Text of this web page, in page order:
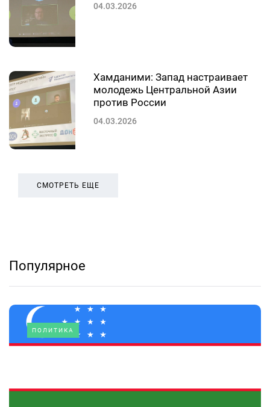
04.03.2026
Хамданими: Запад настраивает
молодежь Центральной Азии
против России
04.03.2026
СМОТРЕТЬ ЕЩЕ
Популярное
ПОЛИТИКА